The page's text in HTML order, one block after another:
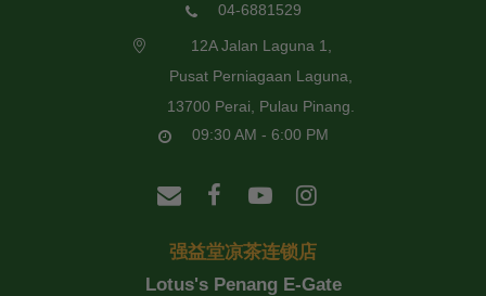
04-6881529
12A Jalan Laguna 1,
Pusat Perniagaan Laguna,
13700 Perai, Pulau Pinang.
09:30 AM - 6:00 PM
强益堂凉茶连锁店
Lotus's Penang E-Gate